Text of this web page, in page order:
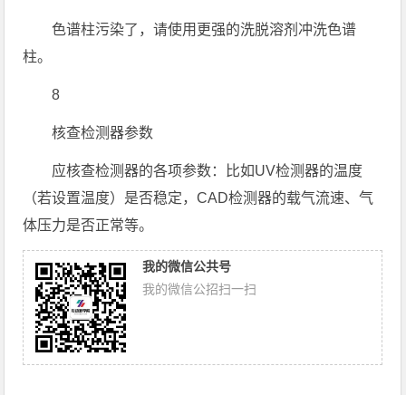
色谱柱污染了，请使用更强的洗脱溶剂冲洗色谱
柱。
8
核查检测器参数
应核查检测器的各项参数：比如UV检测器的温度
（若设置温度）是否稳定，CAD检测器的载气流速、气
体压力是否正常等。
我的微信公共号
我的微信公招扫一扫